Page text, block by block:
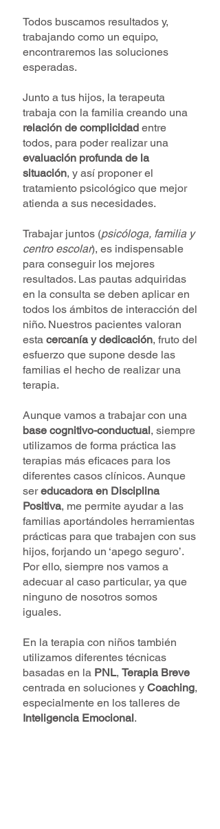
Todos buscamos resultados y,
trabajando como un equipo,
encontraremos las soluciones
esperadas.
Junto a tus hijos, la terapeuta
trabaja con la familia creando una
relación de complicidad entre
todos, para poder realizar una
evaluación profunda de la
situación, y así proponer el
tratamiento psicológico que mejor
atienda a sus necesidades.
Trabajar juntos (psicóloga, familia y
centro escolar), es indispensable
para conseguir los mejores
resultados. Las pautas adquiridas
en la consulta se deben aplicar en
todos los ámbitos de interacción del
niño. Nuestros pacientes valoran
esta cercanía y dedicación, fruto del
esfuerzo que supone desde las
familias el hecho de realizar una
terapia.
Aunque vamos a trabajar con una
base cognitivo-conductual, siempre
utilizamos de forma práctica las
terapias más eficaces para los
diferentes casos clínicos. Aunque
sereducadora en Disciplina
Positiva, me permite ayudar a las
familias aportándoles herramientas
prácticas para que trabajen con sus
hijos, forjando un ‘apego seguro’.
Por ello, siempre nos vamos a
adecuar al caso particular, ya que
ninguno de nosotros somos
iguales.
En la terapia con niños también
utilizamos diferentes técnicas
basadas en la PNL, Terapia Breve
centrada en soluciones y Coaching,
especialmente en los talleres de
Inteligencia Emocional.